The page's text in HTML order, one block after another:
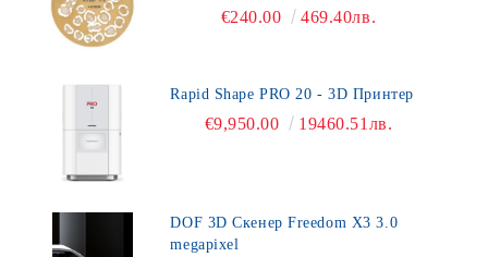
€240.00 469.40лв.
Rapid Shape PRO 20 - 3D Принтер
€9,950.00 19460.51лв.
DOF 3D Скенер Freedom X3 3.0
megapixel